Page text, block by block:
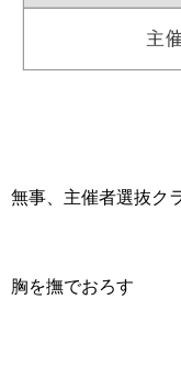
無事、主催者選抜ク
胸を撫でおろす